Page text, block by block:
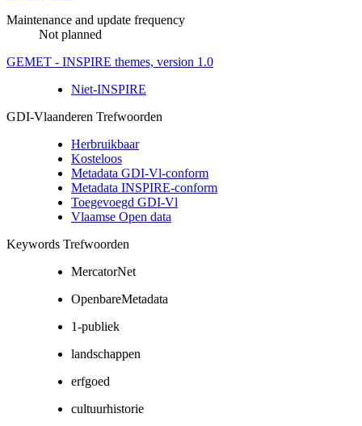
Maintenance and update frequency
Not planned
GEMET - INSPIRE themes, version 1.0
Niet-INSPIRE
GDI-Vlaanderen Trefwoorden
Herbruikbaar
Kosteloos
Metadata GDI-Vl-conform
Metadata INSPIRE-conform
Toegevoegd GDI-Vl
Vlaamse Open data
Keywords Trefwoorden
MercatorNet
OpenbareMetadata
1-publiek
landschappen
erfgoed
cultuurhistorie